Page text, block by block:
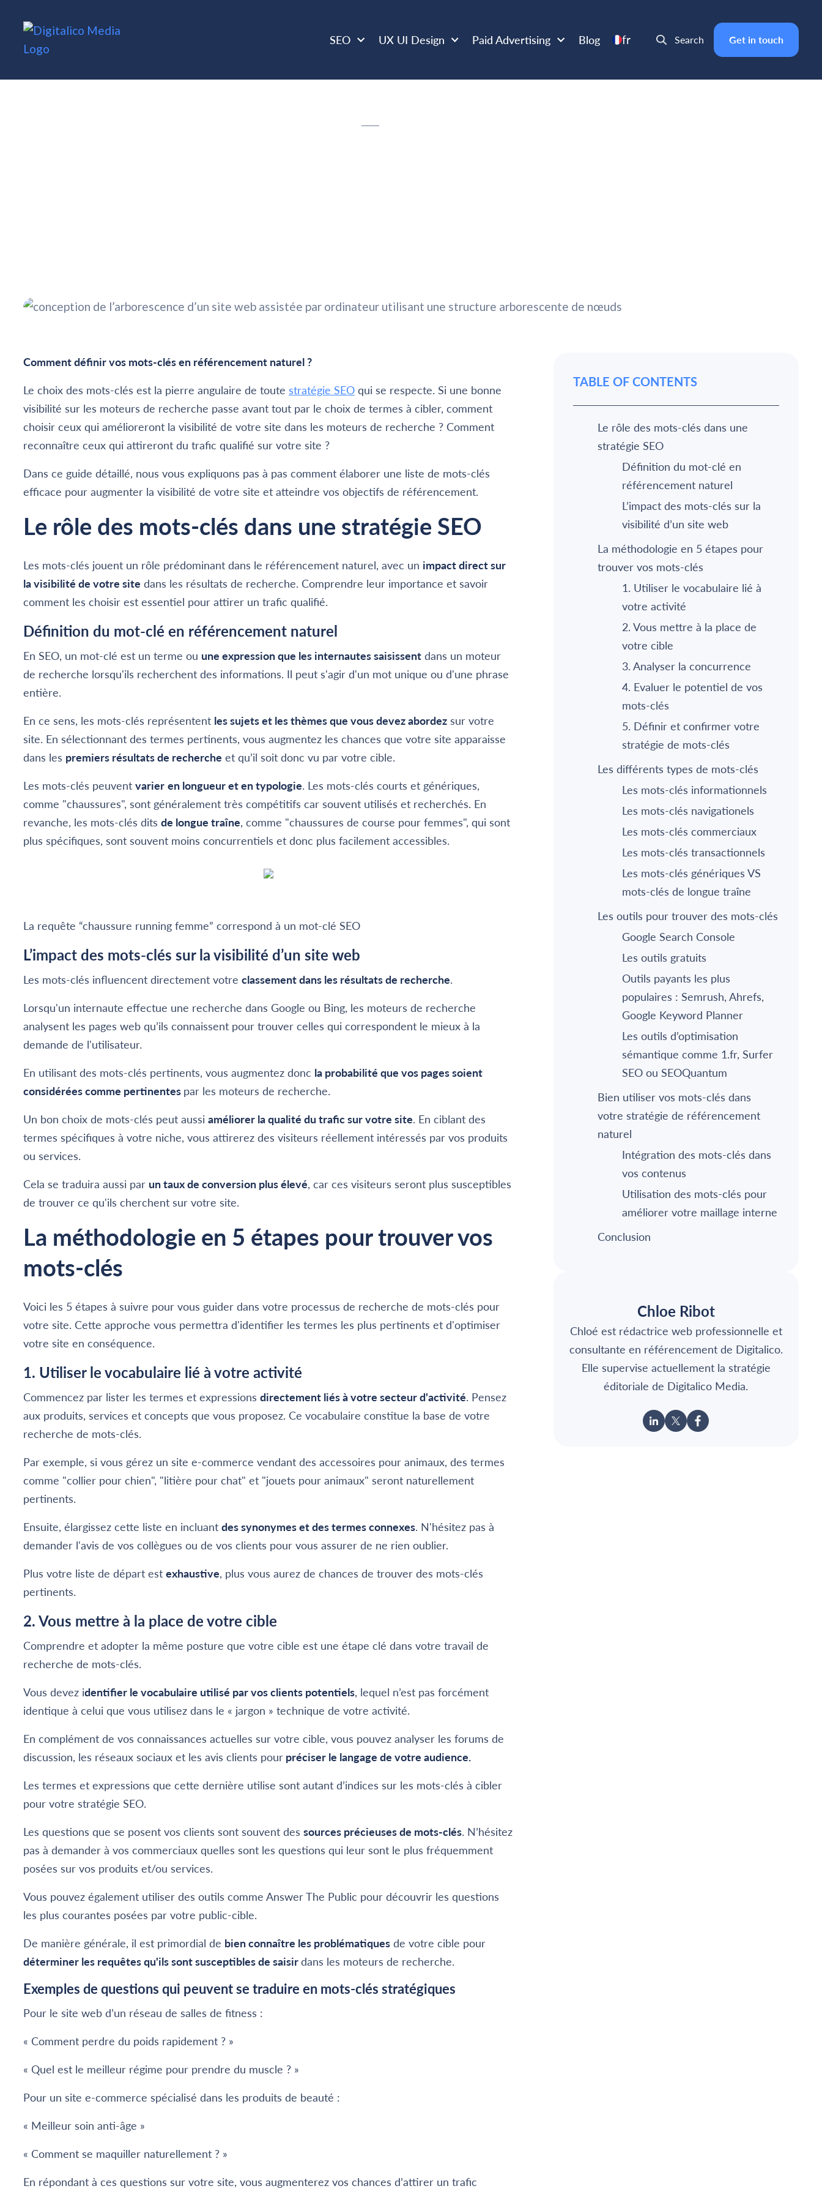
SEO UX UI Design Paid Advertising Blog fr Search Get in touch
Comment définir vos mots-clés en référencement naturel ?
Le choix des mots-clés est la pierre angulaire de toute stratégie SEO qui se respecte. Si une bonne
visibilité sur les moteurs de recherche passe avant tout par le choix de termes à cibler, comment
choisir ceux qui amélioreront la visibilité de votre site dans les moteurs de recherche ? Comment
reconnaître ceux qui attireront du trafic qualifié sur votre site ?
Dans ce guide détaillé, nous vous expliquons pas à pas comment élaborer une liste de mots-clés
efficace pour augmenter la visibilité de votre site et atteindre vos objectifs de référencement.
Le rôle des mots-clés dans une stratégie SEO
Les mots-clés jouent un rôle prédominant dans le référencement naturel, avec un impact direct sur
la visibilité de votre site dans les résultats de recherche. Comprendre leur importance et savoir
comment les choisir est essentiel pour attirer un trafic qualifié.
Définition du mot-clé en référencement naturel
En SEO, un mot-clé est un terme ou une expression que les internautes saisissent dans un moteur
de recherche lorsqu'ils recherchent des informations. Il peut s'agir d'un mot unique ou d'une phrase
entière.
En ce sens, les mots-clés représentent les sujets et les thèmes que vous devez abordez sur votre
site. En sélectionnant des termes pertinents, vous augmentez les chances que votre site apparaisse
dans les premiers résultats de recherche et qu’il soit donc vu par votre cible.
Les mots-clés peuvent varier en longueur et en typologie. Les mots-clés courts et génériques,
comme "chaussures", sont généralement très compétitifs car souvent utilisés et recherchés. En
revanche, les mots-clés dits de longue traîne, comme "chaussures de course pour femmes", qui sont
plus spécifiques, sont souvent moins concurrentiels et donc plus facilement accessibles.
La requête “chaussure running femme” correspond à un mot-clé SEO
L’impact des mots-clés sur la visibilité d’un site web
Les mots-clés influencent directement votre classement dans les résultats de recherche.
Lorsqu'un internaute effectue une recherche dans Google ou Bing, les moteurs de recherche
analysent les pages web qu’ils connaissent pour trouver celles qui correspondent le mieux à la
demande de l'utilisateur.
En utilisant des mots-clés pertinents, vous augmentez donc la probabilité que vos pages soient
considérées comme pertinentes par les moteurs de recherche.
Un bon choix de mots-clés peut aussi améliorer la qualité du trafic sur votre site. En ciblant des
termes spécifiques à votre niche, vous attirerez des visiteurs réellement intéressés par vos produits
ou services.
Cela se traduira aussi par un taux de conversion plus élevé, car ces visiteurs seront plus susceptibles
de trouver ce qu'ils cherchent sur votre site.
La méthodologie en 5 étapes pour trouver vos
mots-clés
Voici les 5 étapes à suivre pour vous guider dans votre processus de recherche de mots-clés pour
votre site. Cette approche vous permettra d'identifier les termes les plus pertinents et d'optimiser
votre site en conséquence.
1. Utiliser le vocabulaire lié à votre activité
Commencez par lister les termes et expressions directement liés à votre secteur d'activité. Pensez
aux produits, services et concepts que vous proposez. Ce vocabulaire constitue la base de votre
recherche de mots-clés.
Par exemple, si vous gérez un site e-commerce vendant des accessoires pour animaux, des termes
comme "collier pour chien", "litière pour chat" et "jouets pour animaux" seront naturellement
pertinents.
Ensuite, élargissez cette liste en incluant des synonymes et des termes connexes. N'hésitez pas à
demander l'avis de vos collègues ou de vos clients pour vous assurer de ne rien oublier.
Plus votre liste de départ est exhaustive, plus vous aurez de chances de trouver des mots-clés
pertinents.
2. Vous mettre à la place de votre cible
Comprendre et adopter la même posture que votre cible est une étape clé dans votre travail de
recherche de mots-clés.
Vous devez identifier le vocabulaire utilisé par vos clients potentiels, lequel n’est pas forcément
identique à celui que vous utilisez dans le « jargon » technique de votre activité.
En complément de vos connaissances actuelles sur votre cible, vous pouvez analyser les forums de
discussion, les réseaux sociaux et les avis clients pour préciser le langage de votre audience.
Les termes et expressions que cette dernière utilise sont autant d’indices sur les mots-clés à cibler
pour votre stratégie SEO.
Les questions que se posent vos clients sont souvent des sources précieuses de mots-clés. N’hésitez
pas à demander à vos commerciaux quelles sont les questions qui leur sont le plus fréquemment
posées sur vos produits et/ou services.
Vous pouvez également utiliser des outils comme Answer The Public pour découvrir les questions
les plus courantes posées par votre public-cible.
De manière générale, il est primordial de bien connaître les problématiques de votre cible pour
déterminer les requêtes qu'ils sont susceptibles de saisirdans les moteurs de recherche.
Exemples de questions qui peuvent se traduire en mots-clés stratégiques
Pour le site web d’un réseau de salles de fitness :
« Comment perdre du poids rapidement ? »
« Quel est le meilleur régime pour prendre du muscle ? »
Pour un site e-commerce spécialisé dans les produits de beauté :
« Meilleur soin anti-âge »
« Comment se maquiller naturellement ? »
En répondant à ces questions sur votre site, vous augmenterez vos chances d’attirer un trafic
TABLE OF CONTENTS
Le rôle des mots-clés dans une
stratégie SEO
Définition du mot-clé en
référencement naturel
L’impact des mots-clés sur la
visibilité d’un site web
La méthodologie en 5 étapes pour
trouver vos mots-clés
1. Utiliser le vocabulaire lié à
votre activité
2. Vous mettre à la place de
votre cible
3. Analyser la concurrence
4. Evaluer le potentiel de vos
mots-clés
5. Définir et confirmer votre
stratégie de mots-clés
Les différents types de mots-clés
Les mots-clés informationnels
Les mots-clés navigationels
Les mots-clés commerciaux
Les mots-clés transactionnels
Les mots-clés génériques VS
mots-clés de longue traîne
Les outils pour trouver des mots-clés
Google Search Console
Les outils gratuits
Outils payants les plus
populaires : Semrush, Ahrefs,
Google Keyword Planner
Les outils d’optimisation
sémantique comme 1.fr, Surfer
SEO ou SEOQuantum
Bien utiliser vos mots-clés dans
votre stratégie de référencement
naturel
Intégration des mots-clés dans
vos contenus
Utilisation des mots-clés pour
améliorer votre maillage interne
Conclusion
Chloe Ribot
Chloé est rédactrice web professionnelle et
consultante en référencement de Digitalico.
Elle supervise actuellement la stratégie
éditoriale de Digitalico Media.